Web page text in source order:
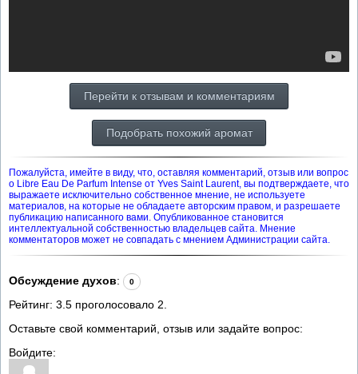
Перейти к отзывам и комментариям
Подобрать похожий аромат
Пожалуйста, имейте в виду, что, оставляя комментарий, отзыв или вопрос
о Libre Eau De Parfum Intense от Yves Saint Laurent, вы подтверждаете, что
выражаете исключительно собственное мнение, не используете
материалов, на которые не обладаете авторским правом, и разрешаете
публикацию написанного вами. Опубликованное становится
интеллектуальной собственностью владельцев сайта. Мнение
комментаторов может не совпадать с мнением Администрации сайта.
Обсуждение духов: 0
Рейтинг: 3.5 проголосовало 2.
Оставьте свой комментарий, отзыв или задайте вопрос:
Войдите: